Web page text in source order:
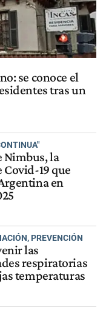
se conoce el
tras un
Nimbus, la
19 que
en
PREVENCIÓN
las
respiratorias
temperaturas